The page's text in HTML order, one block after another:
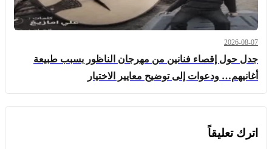
2026-08-07
جدل حول إقصاء فنانين من مهرجان الناظور بسبب طبيعة
أغانيهم… ودعوات إلى توضيح معايير الاختيار
اترك تعليقاً